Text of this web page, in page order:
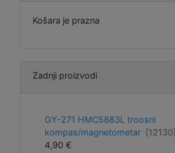
Košara je prazna
Zadnji proizvodi
GY-271 HMC5883L troosni
kompas/magnetometar
[12130]
4,90 €